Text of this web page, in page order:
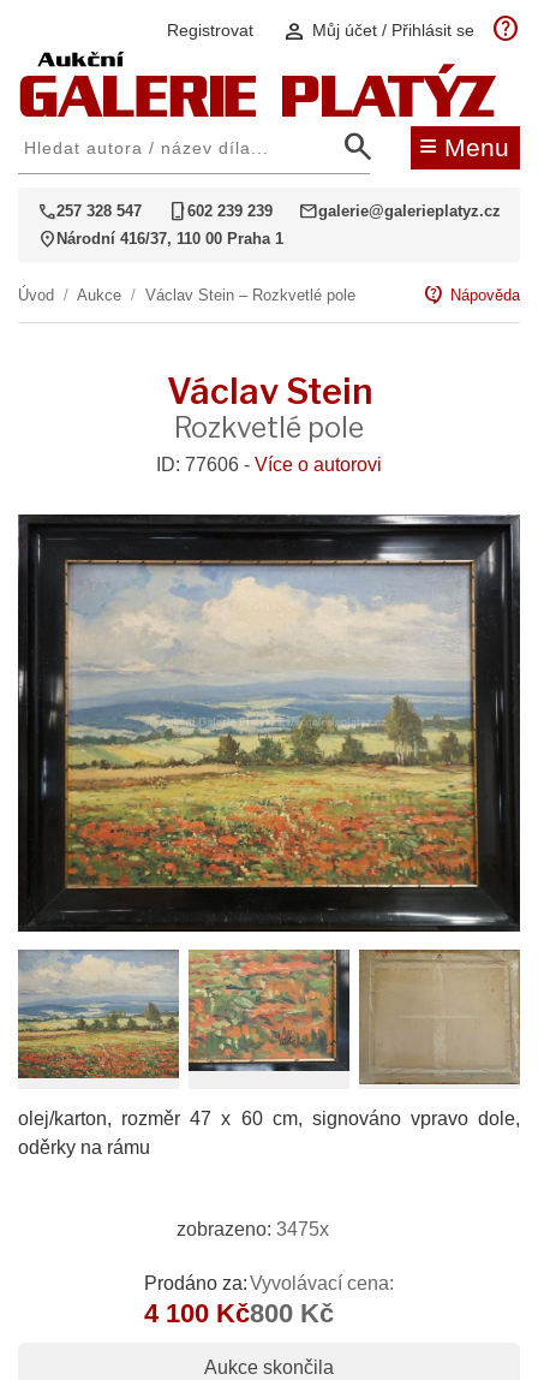
Registrovat person Můj účet / Přihlásit se help
search ≡ Menu
call257 328 547 phone_iphone602 239 239 mailgalerie@galerieplatyz.cz
location_on Národní 416/37, 110 00 Praha 1
Úvod / Aukce / Václav Stein – Rozkvetlé pole contact_support Nápověda
Václav Stein
Rozkvetlé pole
ID: 77606 - Více o autorovi
olej/karton, rozměr 47 x 60 cm, signováno vpravo dole,
oděrky na rámu
zobrazeno: 3475x
Prodáno za:
4 100 Kč
Vyvolávací cena:
800 Kč
Aukce skončila